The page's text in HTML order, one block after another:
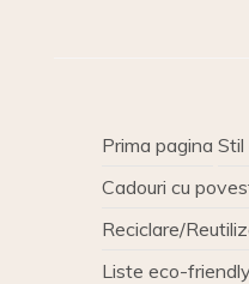
Prima pagina
Cadouri cu
Reciclare/
Liste eco-friendly